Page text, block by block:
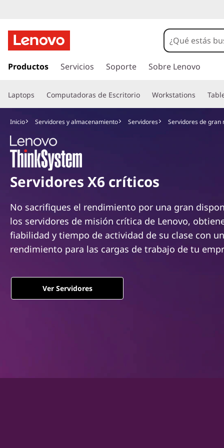
e
p
o
m
t
r
c
o
n
e
n
d
o
r
n
a
Productos Servicios Soporte Sobre Lenovo
Laptops Computadoras de Escritorio Workstations
Inicio Servidores y almacenamiento Servidores Servidores de gran
Servidores X6 críticos
No sacrifiques el rendimiento por una gran
los servidores de misión crítica de Lenovo,
fiabilidad y tiempo de actividad de su clase con
rendimiento para las cargas de trabajo de tu
Ver Servidores